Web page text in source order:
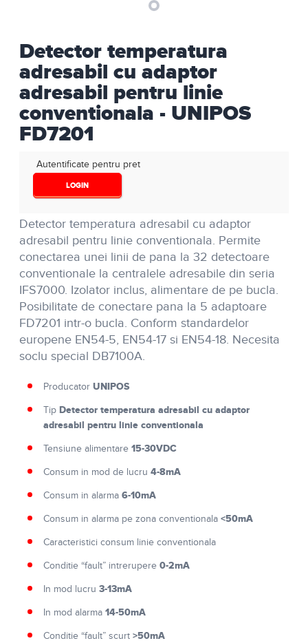
Detector temperatura
adresabil cu adaptor
adresabil pentru linie
conventionala - UNIPOS
FD7201
Autentificate pentru pret
LOGIN
Detector temperatura adresabil cu adaptor
adresabil pentru linie conventionala. Permite
conectarea unei linii de pana la 32 detectoare
conventionale la centralele adresabile din seria
IFS7000. Izolator inclus, alimentare de pe bucla.
Posibilitate de conectare pana la 5 adaptoare
FD7201 intr-o bucla. Conform standardelor
europene EN54-5, EN54-17 si EN54-18. Necesita
soclu special DB7100A.
Producator UNIPOS
Tip Detector temperatura adresabil cu adaptor
adresabil pentru linie conventionala
Tensiune alimentare 15-30VDC
Consum in mod de lucru 4-8mA
Consum in alarma 6-10mA
Consum in alarma pe zona conventionala <50mA
Caracteristici consum linie conventionala
Conditie “fault” intrerupere 0-2mA
In mod lucru 3-13mA
In mod alarma 14-50mA
Conditie “fault” scurt >50mA